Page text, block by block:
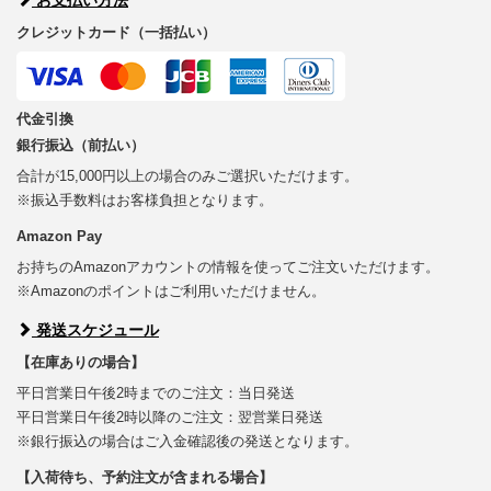
クレジットカード（一括払い）
代金引換
銀行振込（前払い）
合計が15,000円以上の場合のみご選択いただけます。
※振込手数料はお客様負担となります。
Amazon Pay
お持ちのAmazonアカウントの情報を使ってご注文いただけます。
※Amazonのポイントはご利用いただけません。
発送スケジュール
【在庫ありの場合】
平日営業日午後2時までのご注文：当日発送
平日営業日午後2時以降のご注文：翌営業日発送
※銀行振込の場合はご入金確認後の発送となります。
【入荷待ち、予約注文が含まれる場合】